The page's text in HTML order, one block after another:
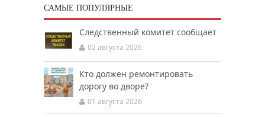
САМЫЕ ПОПУЛЯРНЫЕ
Следственный комитет сообщает
02 августа 2026
Кто должен ремонтировать
дорогу во дворе?
01 августа 2026